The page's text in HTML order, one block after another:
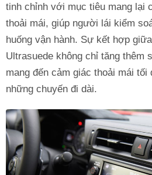
tinh chỉnh với mục tiêu mang lại
thoải mái, giúp người lái kiểm
huống vận hành. Sự kết hợp
Ultrasuede không chỉ tăng thêm
mang đến cảm giác thoải mái tối
những chuyến đi dài.